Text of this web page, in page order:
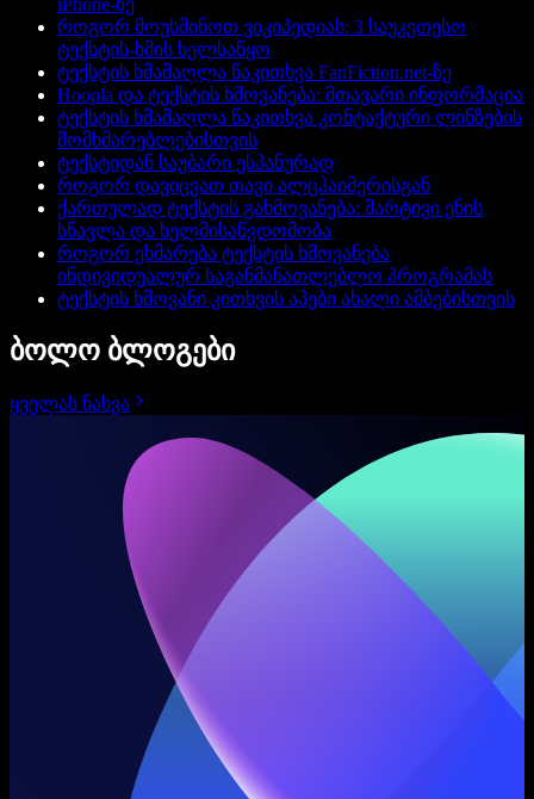
iPhone-ზე
როგორ მოუსმინოთ ვიკიპედიას: 3 საუკეთესო
ტექსტის-ხმის ხელსაწყო
ტექსტის ხმამაღლა წაკითხვა FanFiction.net-ზე
Hoopla და ტექსტის ხმოვანება: მთავარი ინფორმაცია
ტექსტის ხმამაღლა წაკითხვა კონტაქტური ლინზების
მომხმარებლებისთვის
ტექსტიდან საუბარი ესპანურად
როგორ დავიცვათ თავი ალცჰაიმერისგან
ქართულად ტექსტის გახმოვანება: მარტივი ენის
სწავლა და ხელმისაწვდომობა
როგორ ეხმარება ტექსტის ხმოვანება
ინდივიდუალურ საგანმანათლებლო პროგრამას
ტექსტის ხმოვანი კითხვის აპები ახალი ამბებისთვის
ბოლო ბლოგები
ყველას ნახვა